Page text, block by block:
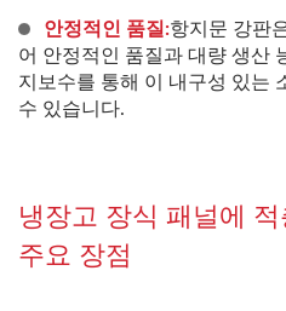
안정적인 품질:항지문 강판
어 안정적인 품질과 대량 생산
지보수를 통해 이 내구성 있는
수 있습니다.
냉장고 장식 패널에
주요 장점